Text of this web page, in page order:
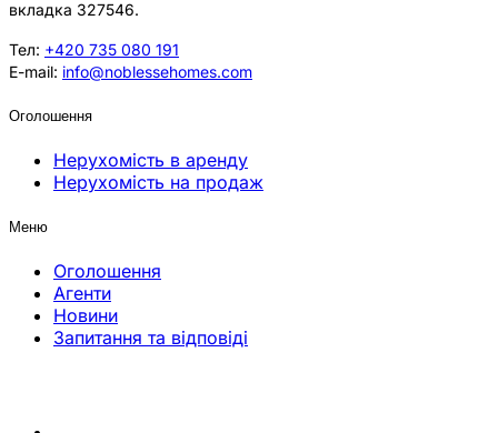
вкладка 327546.
Тел: +420 735 080 191
E-mail: info@noblessehomes.com
Оголошення
Нерухомість в аренду
Нерухомість на продаж
Меню
Оголошення
Агенти
Новини
Запитання та відповіді